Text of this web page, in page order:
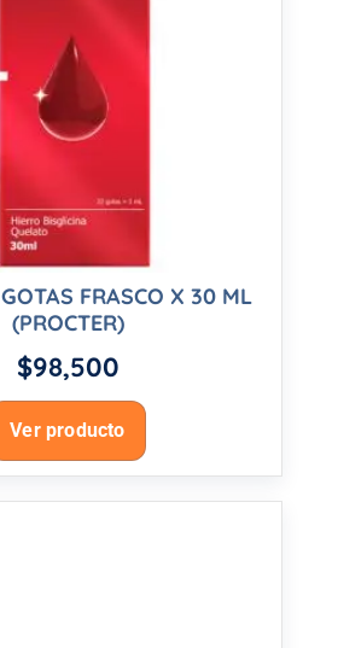
FRASCO X 30 ML
(PROCTER)
$98,500
Ver producto